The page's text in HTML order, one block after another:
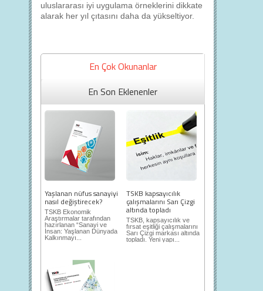
uluslararası iyi uygulama örneklerini dikkate
alarak her yıl çıtasını daha da yükseltiyor.
En Çok Okunanlar
En Son Eklenenler
Yaşlanan nüfus sanayiyi
nasıl değiştirecek?
TSKB Ekonomik
Araştırmalar tarafından
hazırlanan “Sanayi ve
İnsan: Yaşlanan Dünyada
Kalkınmayı...
TSKB kapsayıcılık
çalışmalarını Sarı Çizgi
altında topladı
TSKB, kapsayıcılık ve
fırsat eşitliği çalışmalarını
Sarı Çizgi markası altında
topladı. Yeni yapı...